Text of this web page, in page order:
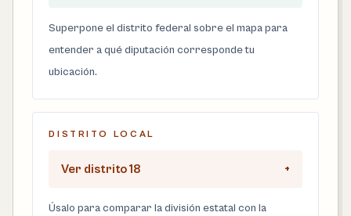
Superpone el distrito federal sobre el mapa para
entender a qué diputación corresponde tu
ubicación.
DISTRITO LOCAL
Ver distrito 18 +
Úsalo para comparar la división estatal con la